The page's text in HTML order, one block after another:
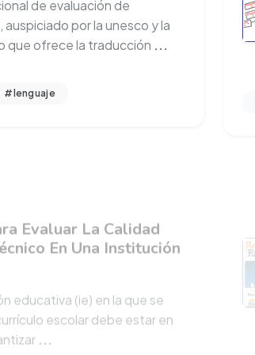
por la unesco y la
que ofrece la traducción...
educativa (ie) en la que se
escolar debe estar en